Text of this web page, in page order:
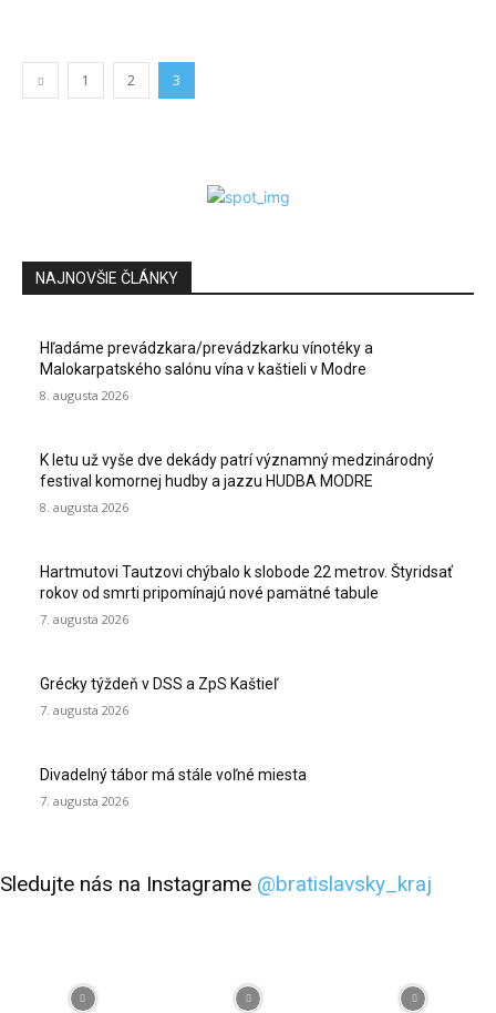
1 2 3
NAJNOVŠIE ČLÁNKY
Hľadáme prevádzkara/prevádzkarku vínotéky a
Malokarpatského salónu vína v kaštieli v Modre
8. augusta 2026
K letu už vyše dve dekády patrí významný medzinárodný
festival komornej hudby a jazzu HUDBA MODRE
8. augusta 2026
Hartmutovi Tautzovi chýbalo k slobode 22 metrov. Štyridsať
rokov od smrti pripomínajú nové pamätné tabule
7. augusta 2026
Grécky týždeň v DSS a ZpS Kaštieľ
7. augusta 2026
Divadelný tábor má stále voľné miesta
7. augusta 2026
Sledujte nás na Instagrame @bratislavsky_kraj